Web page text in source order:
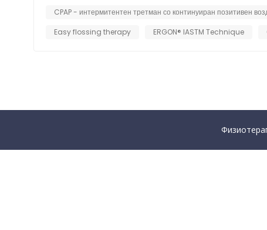
CPAP - интермитентен третман со континуиран позитивен
Easy flossing therapy
ERGON® IASTM Technique